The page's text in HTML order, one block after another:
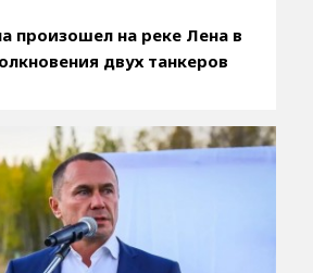
произошел на реке Лена в
двух танкеров